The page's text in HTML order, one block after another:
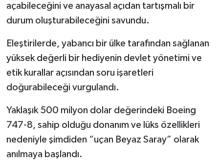
açabileceğini ve anayasal açıdan tartışmalı bir
durum oluşturabileceğini savundu.
Eleştirilerde, yabancı bir ülke tarafından sağlanan
yüksek değerli bir hediyenin devlet yönetimi ve
etik kurallar açısından soru işaretleri
doğurabileceği vurgulandı.
Yaklaşık 500 milyon dolar değerindeki Boeing
747-8, sahip olduğu donanım ve lüks özellikleri
nedeniyle şimdiden “uçan Beyaz Saray” olarak
anılmaya başlandı.